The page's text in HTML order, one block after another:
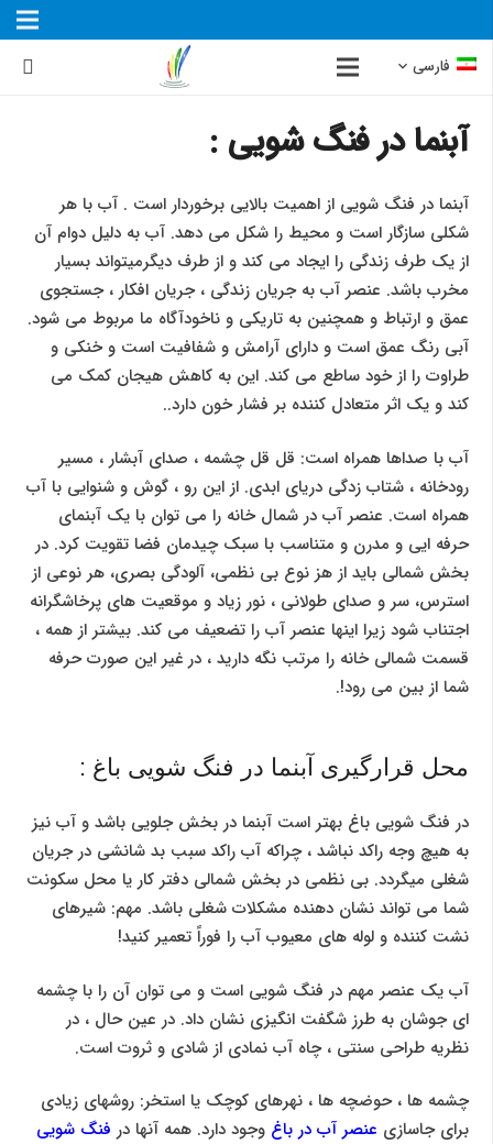
فارسی
آبنما در فنگ شویی :
آبنما در فنگ شویی از اهمیت بالایی برخوردار است . آب با هر
شکلی سازگار است و محیط را شکل می دهد. آب به دلیل دوام آن
از یک طرف زندگی را ایجاد می کند و از طرف دیگرمیتواند بسیار
مخرب باشد. عنصر آب به جریان زندگی ، جریان افکار ، جستجوی
عمق و ارتباط و همچنین به تاریکی و ناخودآگاه ما مربوط می شود.
آبی رنگ عمق است و دارای آرامش و شفافیت است و خنکی و
طراوت را از خود ساطع می کند. این به کاهش هیجان کمک می
کند و یک اثر متعادل کننده بر فشار خون دارد..
آب با صداها همراه است: قل قل چشمه ، صدای آبشار ، مسیر
رودخانه ، شتاب زدگی دریای ابدی. از این رو ، گوش و شنوایی با آب
همراه است. عنصر آب در شمال خانه را می توان با یک آبنمای
حرفه ایی و مدرن و متناسب با سبک چیدمان فضا تقویت کرد. در
بخش شمالی باید از هز نوع بی نظمی، آلودگی بصری، هر نوعی از
استرس، سر و صدای طولانی ، نور زیاد و موقعیت های پرخاشگرانه
اجتناب شود زیرا اینها عنصر آب را تضعیف می کند. بیشتر از همه ،
قسمت شمالی خانه را مرتب نگه دارید ، در غیر این صورت حرفه
شما از بین می رود!.
محل قرارگیری آبنما در فنگ شویی باغ :
در فنگ شویی باغ بهتر است آبنما در بخش جلویی باشد و آب نیز
به هیچ وجه راکد نباشد ، چراکه آب راکد سبب بد شانشی در جریان
شغلی میگردد. بی نظمی در بخش شمالی دفتر کار یا محل سکونت
شما می تواند نشان دهنده مشکلات شغلی باشد. مهم: شیرهای
نشت کننده و لوله های معیوب آب را فوراً تعمیر کنید!
آب یک عنصر مهم در فنگ شویی است و می توان آن را با چشمه
ای جوشان به طرز شگفت انگیزی نشان داد. در عین حال ، در
نظریه طراحی سنتی ، چاه آب نمادی از شادی و ثروت است.
چشمه ها ، حوضچه ها ، نهرهای کوچک یا استخر: روشهای زیادی
برای جاسازی عنصر آب در باغ وجود دارد. همه آنها در فنگ شویی